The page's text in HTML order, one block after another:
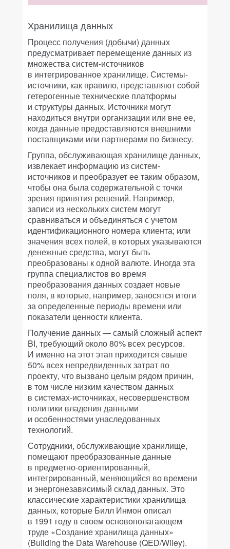
Хранилища данных
Процесс получения (добычи) данных
предусматривает перемещение данных из
множества систем-источников
в интегрированное хранилище. Системы-
источники, как правило, представляют собой
гетерогенные технические платформы
и структуры данных. Источники могут
находиться внутри организации или вне ее,
когда данные предоставляются внешними
поставщиками или партнерами по бизнесу.
Группа, обслуживающая хранилище данных,
извлекает информацию из систем-
источников и преобразует ее таким образом,
чтобы она была содержательной с точки
зрения принятия решений. Например,
записи из нескольких систем могут
сравниваться и объединяться с учетом
идентификационного номера клиента; или
значения всех полей, в которых указываются
денежные средства, могут быть
преобразованы к одной валюте. Иногда эта
группа специалистов во время
преобразования данных создает новые
поля, в которые, например, заносятся итоги
за определенные периоды времени или
показатели ценности клиента.
Получение данных — самый сложный аспект
BI, требующий около 80% всех ресурсов.
И именно на этот этап приходится свыше
50% всех непредвиденных затрат по
проекту, что вызвано целым рядом причин,
в том числе низким качеством данных
в системах-источниках, несовершенством
политики владения данными
и особенностями унаследованных
технологий.
Сотрудники, обслуживающие хранилище,
помещают преобразованные данные
в предметно-ориентированный,
интегрированный, меняющийся во времени
и энергонезависимый склад данных. Это
классические характеристики хранилища
данных, которые Билл Инмон описал
в 1991 году в своем основополагающем
труде «Создание хранилища данных»
(Building the Data Warehouse (QED/Wiley).